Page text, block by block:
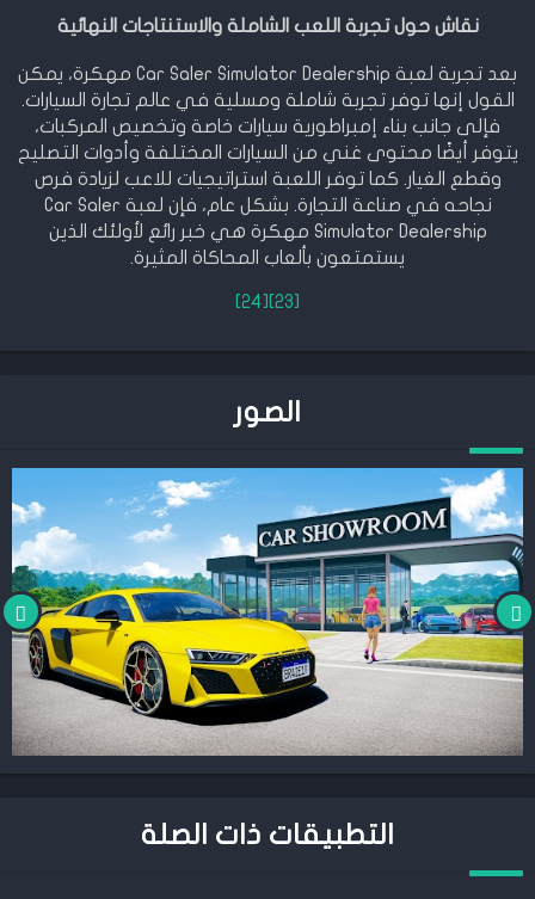
نقاش حول تجربة اللعب الشاملة والاستنتاجات النهائية
بعد تجربة لعبة Car Saler Simulator Dealership مهكرة، يمكن
القول إنها توفر تجربة شاملة ومسلية في عالم تجارة السيارات.
فإلى جانب بناء إمبراطورية سيارات خاصة وتخصيص المركبات،
يتوفر أيضًا محتوى غني من السيارات المختلفة وأدوات التصليح
وقطع الغيار. كما توفر اللعبة استراتيجيات للاعب لزيادة فرص
نجاحه في صناعة التجارة. بشكل عام، فإن لعبة Car Saler
Simulator Dealership مهكرة هي خبر رائع لأولئك الذين
يستمتعون بألعاب المحاكاة المثيرة.
[23]
[24]
الصور
التطبيقات ذات الصلة